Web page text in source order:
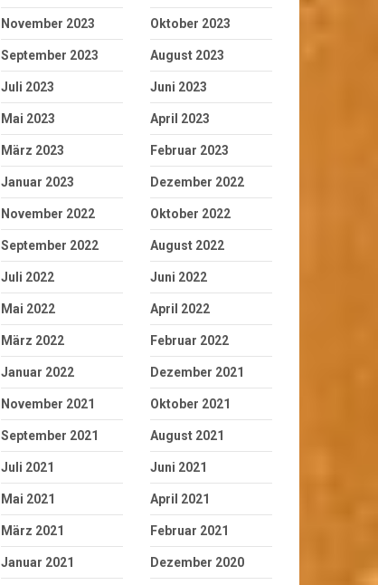
November 2023 Oktober 2023
September 2023 August 2023
Juli 2023 Juni 2023
Mai 2023 April 2023
März 2023 Februar 2023
Januar 2023 Dezember 2022
November 2022 Oktober 2022
September 2022 August 2022
Juli 2022 Juni 2022
Mai 2022 April 2022
März 2022 Februar 2022
Januar 2022 Dezember 2021
November 2021 Oktober 2021
September 2021 August 2021
Juli 2021 Juni 2021
Mai 2021 April 2021
März 2021 Februar 2021
Januar 2021 Dezember 2020